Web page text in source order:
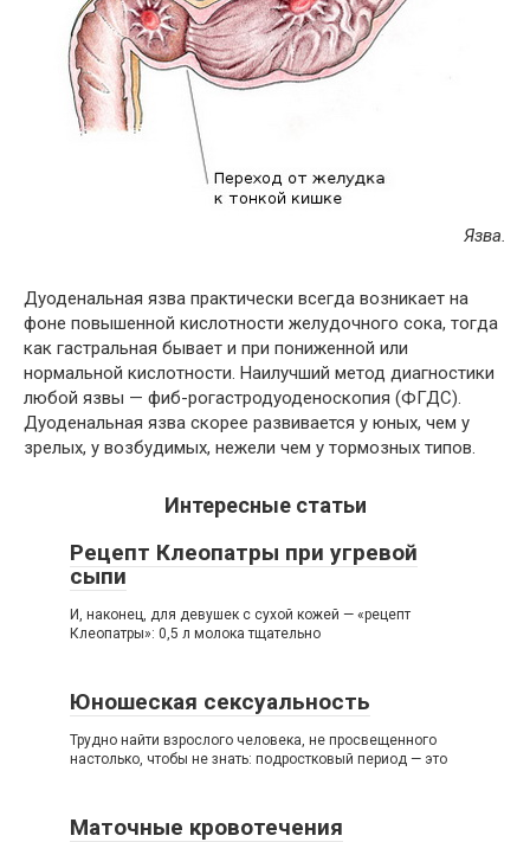
Язва.
Дуоденальная язва практически всегда возникает на
фоне повышенной кислотности желудочного сока, тогда
как гастральная бывает и при пониженной или
нормальной кислотности. Наилучший метод диагностики
любой язвы — фиб-рогастродуоденоскопия (ФГДС).
Дуоденальная язва скорее развивается у юных, чем у
зрелых, у возбудимых, нежели чем у тормозных типов.
Интересные статьи
Рецепт Клеопатры при угревой
сыпи
И, наконец, для девушек с сухой кожей — «рецепт
Клеопатры»: 0,5 л молока тщательно
Юношеская сексуальность
Трудно найти взрослого человека, не просвещенного
настолько, чтобы не знать: подростковый период — это
Маточные кровотечения